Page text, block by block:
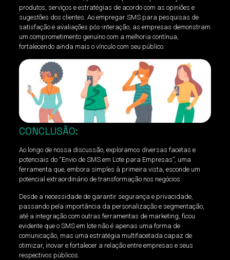
produtos, serviços e estratégias de acordo com as opiniões e
sugestões dos clientes. Ao empregar SMS para pesquisas de
satisfação e avaliações pós-interação, as empresas demonstram
um comprometimento genuíno com a melhoria contínua,
fortalecendo ainda mais o vínculo com seu público.
CONCLUSÃO:
Ao longo de nossa discussão, exploramos diversas facetas e
potenciais do “Envio de SMS em Lote para Empresas”, uma
ferramenta que, embora simples à primeira vista, esconde um
potencial extraordinário de transformação nos negócios.
Desde a necessidade de garantir segurança e privacidade,
passando pela importância da personalização e segmentação,
até a integração com outras ferramentas de marketing, ficou
evidente que o SMS em lote não é apenas uma forma de
comunicação, mas uma estratégia multifacetada capaz de
otimizar, inovar e fortalecer a relação entre empresas e seus
respectivos públicos.